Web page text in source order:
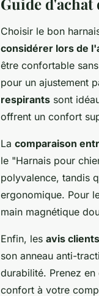
Choisir le bon
considérer lors de
être confortable
pour un ajustement
respirants sont
offrent un confort
La comparaison
le "Harnais pour
polyvalence, tandis
ergonomique. Pour
main magnétique
Enfin, les avis clients
son anneau anti-
durabilité. Prenez
confort à votre